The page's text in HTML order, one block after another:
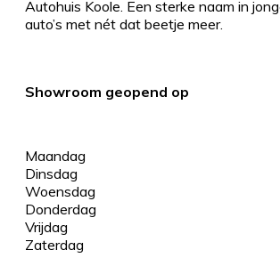
Autohuis Koole. Een sterke naam in
auto’s met nét dat beetje meer.
Showroom geopend op
Maandag
Dinsdag
Woensdag
Donderdag
Vrijdag
Zaterdag